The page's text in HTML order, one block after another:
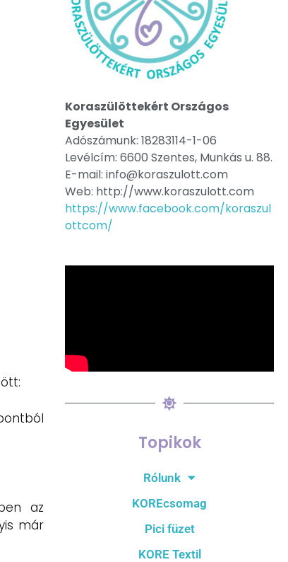
az
már
Koraszülöttekért Országos
Egyesület
Adószámunk: 18283114-1-06
Levélcím: 6600 Szentes, Munkás u. 88.
E-mail: info@koraszulott.com
Web: http://www.koraszulott.com
https://www.facebook.com/koraszul
ottcom/
Topikok
Rólunk
KOREcsomag
Pici füzet
KORE Textil